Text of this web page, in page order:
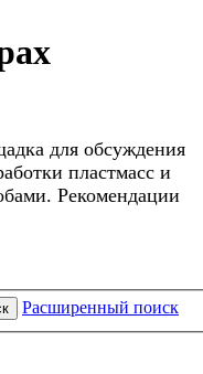
для обсуждения
пластмасс и
Рекомендации
Расширенный поиск